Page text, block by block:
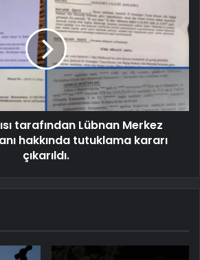
tarafından Lübnan Merkez
hakkında tutuklama kararı
çıkarıldı.